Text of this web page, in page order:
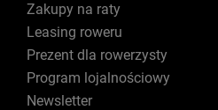
Zakupy na raty
Leasing roweru
Prezent dla rowerzysty
Program lojalnościowy
Newsletter